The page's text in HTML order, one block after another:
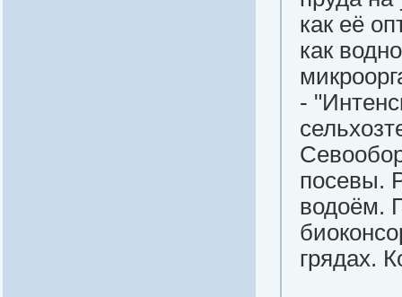
как её
как
-
посевы.
водоём.
грядах.